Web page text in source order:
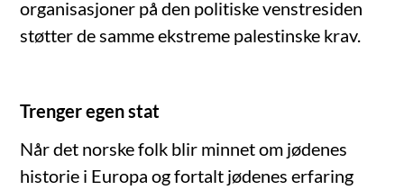
organisasjoner på den politiske venstresiden
støtter de samme ekstreme palestinske krav.
Trenger egen stat
Når det norske folk blir minnet om jødenes
historie i Europa og fortalt jødenes erfaring